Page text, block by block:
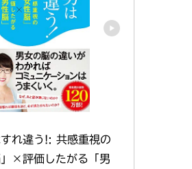
れ違う!: 共感重視の
」×評価したがる「男